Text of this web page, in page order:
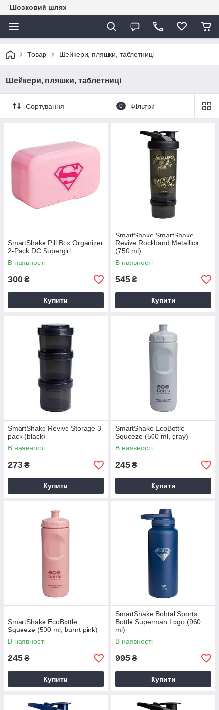
Шовковий шлях
Товар Шейкери, пляшки, таблетниці
Шейкери, пляшки, таблетниці
Сортування 0 Фільтри
SmartShake Pill Box Organizer
2-Pack DC Supergirl
В наявності
300 ₴
Купити
SmartShake SmartShake
Revive Rockband Metallica
(750 ml)
В наявності
545 ₴
Купити
SmartShake Revive Storage 3
pack (black)
В наявності
273 ₴
Купити
SmartShake EcoBottle
Squeeze (500 ml, gray)
В наявності
245 ₴
Купити
SmartShake EcoBottle
Squeeze (500 ml, burnt pink)
В наявності
245 ₴
Купити
SmartShake Bohtal Sports
Bottle Superman Logo (960
ml)
В наявності
995 ₴
Купити